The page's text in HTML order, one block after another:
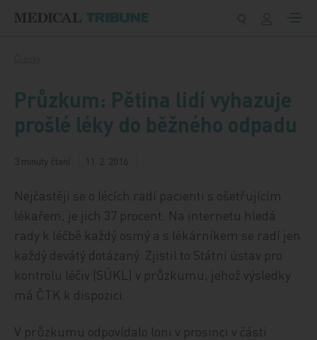
Průzkum: Pětina lidí vyhazuje
prošlé léky do běžného odpadu
3 minuty čtení 11. 2. 2016
Nejčastěji se o lécích radí pacienti s ošetřujícím
lékařem, je jich 37 procent. Na internetu hledá
rady k léčbě každý osmý a s lékárníkem se radí jen
každý devátý dotázaný. Zjistil to Státní ústav pro
kontrolu léčiv (SÚKL) v průzkumu, jehož výsledky
má ČTK k dispozici.
V průzkumu odpovídalo loni v prosinci v části